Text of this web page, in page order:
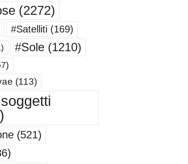
(2272)
#Satelliti (169)
#Sole(1210)
(113)
(521)